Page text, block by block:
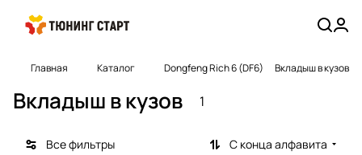
Главная Каталог Dongfeng Rich 6 (DF6) Вкладыш в кузов
Вкладыш в кузов 1
Все фильтры С конца алфавита